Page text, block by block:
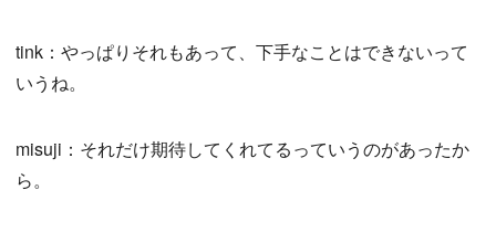
tink：やっぱりそれもあって、下手なことはできないって
いうね。
misuji：それだけ期待してくれてるっていうのがあったか
ら。